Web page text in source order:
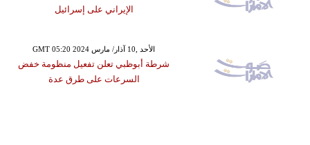
الإيراني على إسرائيل
GMT 05:20 2024 الأحد ,10 آذار/ مارس
شرطة أبوظبي تعلن تفعيل منظومة خفض
السرعات على طرق عدة